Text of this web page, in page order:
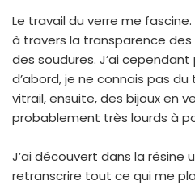
Le travail du verre me
à travers la transparence
des soudures. J’ai
d’abord, je ne connais pas
vitrail, ensuite, des bijoux en
probablement très lourds à
J’ai découvert dans la résine
retranscrire tout ce qui me